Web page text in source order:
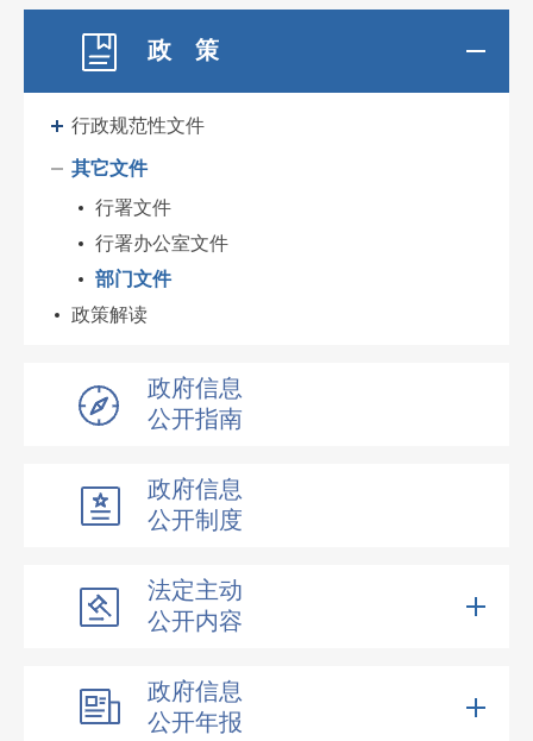
政 策
行政规范性文件
其它文件
行署文件
行署办公室文件
部门文件
政策解读
政府信息
公开指南
政府信息
公开制度
法定主动
公开内容
政府信息
公开年报